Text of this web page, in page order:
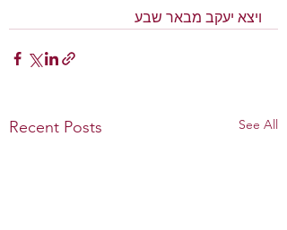
ויצא יעקב מבאר שבע
Recent Posts See All